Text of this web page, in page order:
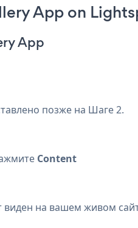
App on
App
позже на Шаге 2.
Content
виден на вашем живом